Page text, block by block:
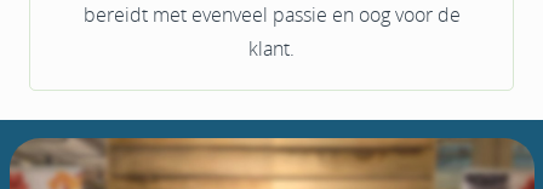
bereidt met evenveel passie en oog voor de
klant.